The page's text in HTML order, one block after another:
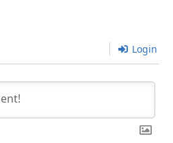
Login